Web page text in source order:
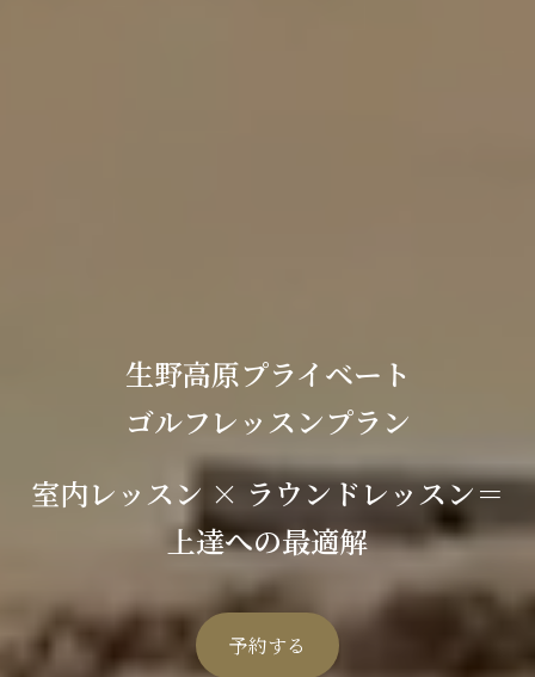
生野高原プライベート
ゴルフレッスンプラン
室内レッスン × ラウンドレッスン＝
上達への最適解
予約する